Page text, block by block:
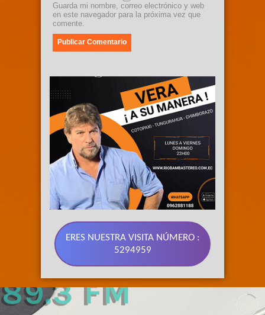
Guarda mi nombre, correo electrónico y web
en este navegador para la próxima vez que
comente.
ERES NUESTRA VISITA NÚMERO :
5294959